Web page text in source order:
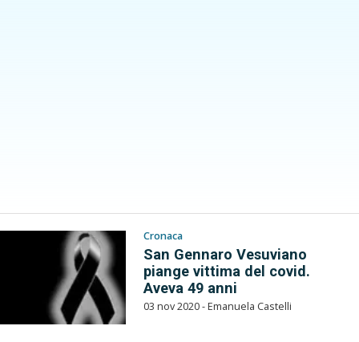
Cronaca
San Gennaro Vesuviano
piange vittima del covid.
Aveva 49 anni
03 nov 2020 - Emanuela Castelli